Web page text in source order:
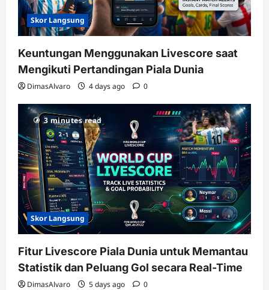
Skor Langsung
Keuntungan Menggunakan Livescore saat
Mengikuti Pertandingan Piala Dunia
DimasAlvaro 4 days ago 0
3 minutes read
Skor Langsung
Fitur Livescore Piala Dunia untuk Memantau
Statistik dan Peluang Gol secara Real-Time
DimasAlvaro 5 days ago 0